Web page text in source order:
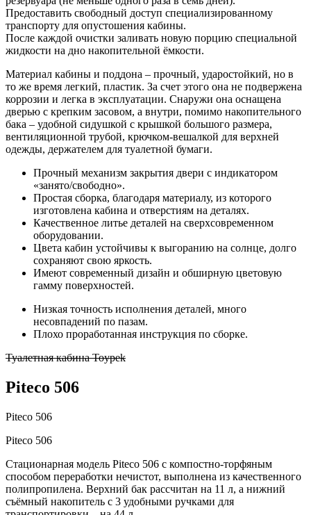
Предоставить свободный доступ специализированному
транспорту для опустошения кабины.
После каждой очистки заливать новую порцию специальной
жидкости на дно накопительной ёмкости.
Материал кабины и поддона – прочный, ударостойкий, но в
то же время легкий, пластик. За счет этого она не подвержена
коррозии и легка в эксплуатации. Снаружи она оснащена
дверью с крепким засовом, а внутри, помимо накопительного
бака – удобной сидушкой с крышкой большого размера,
вентиляционной трубой, крючком-вешалкой для верхней
одежды, держателем для туалетной бумаги.
Прочный механизм закрытия двери с индикатором
«занято/свободно».
Простая сборка, благодаря материалу, из которого
изготовлена кабина и отверстиям на деталях.
Качественное литье деталей на сверхсовременном
оборудовании.
Цвета кабин устойчивы к выгоранию на солнце, долго
сохраняют свою яркость.
Имеют современный дизайн и обширную цветовую
гамму поверхностей.
Низкая точность исполнения деталей, много
несовпадений по пазам.
Плохо проработанная инструкция по сборке.
Туалетная кабина Toypek
Piteco 506
Piteco 506
Piteco 506
Стационарная модель Piteco 506 с компостно-торфяным
способом переработки нечистот, выполнена из качественного
полипропилена. Верхний бак рассчитан на 11 л, а нижний
съёмный накопитель с 3 удобными ручками для